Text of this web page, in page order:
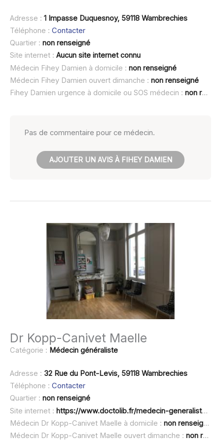
Adresse : 1 Impasse Duquesnoy, 59118 Wambrechies
Téléphone : Contacter
Quartier : non renseigné
Site internet : Aucun site internet connu
Médecin Fihey Damien à domicile : non renseigné
Médecin Fihey Damien ouvert dimanche : non renseigné
Fihey Damien urgence à domicile ou SOS médecin : non renseigné
Pas de commentaire pour ce médecin.
AJOUTER UN AVIS À FIHEY DAMIEN
Dr Kopp-Canivet Maelle
Catégorie : Médecin généraliste
Adresse : 32 Rue du Pont-Levis, 59118 Wambrechies
Téléphone : Contacter
Quartier : non renseigné
Site internet : https://www.doctolib.fr/medecin-generaliste/wambrechies/maelle-kopp-canivet
Médecin Dr Kopp-Canivet Maelle à domicile : non renseigné
Médecin Dr Kopp-Canivet Maelle ouvert dimanche : non renseigné